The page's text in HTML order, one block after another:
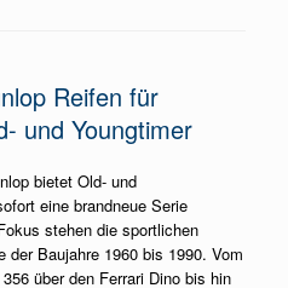
Reifen für
und Youngtimer
bietet Old- und
eine brandneue Serie
stehen die sportlichen
der Baujahre 1960 bis 1990. Vom
über den Ferrari Dino bis hin